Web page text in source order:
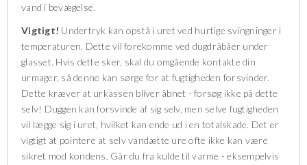
vand i bevægelse.
Vigtigt! Undertryk kan opstå i uret ved hurtige svingninger i
temperaturen. Dette vil forekomme ved dugdråbåer under
glasset. Hvis dette sker, skal du omgående kontakte din
urmager, så denne kan sørge for at fugtigheden forsvinder.
Dette kræver at urkassen bliver åbnet - forsøg ikke på dette
selv! Duggen kan forsvinde af sig selv, men selve fugtigheden
vil lægge sig i uret, hvilket kan ende ud i en totalskade. Det er
vigtigt at pointere at selv vandætte ure ofte ikke kan være
sikret mod kondens. Går du fra kulde til varme - eksempelvis